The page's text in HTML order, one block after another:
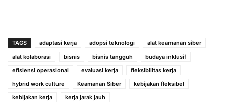
TAGS adaptasi kerja adopsi teknologi
alat keamanan siber
alat kolaborasi
bisnis bisnis tangguh
budaya inklusif
efisiensi operasional
evaluasi kerja
fleksibilitas kerja
hybrid work culture
Keamanan Siber
kebijakan fleksibel
kebijakan kerja
kerja jarak jauh